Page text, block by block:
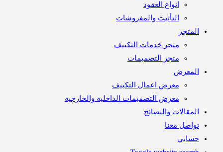
انواع العقود
التأثيث والمفروشات
متجر خدمات التكييف
متجر التصميمات
معرض اعمال التكييف
معرض التصميمات الداخلية والخارجية
والنصائح
معنا